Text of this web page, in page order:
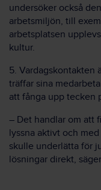
undersöker också
arbetsmiljön, till
arbetsplatsen
kultur.
5. Vardagskontakten
träffar sina
att fånga upp tecken
– Det handlar om att
lyssna aktivt och
skulle underlätta för
lösningar direkt,